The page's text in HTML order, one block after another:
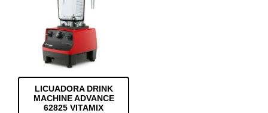
LICUADORA DRINK
MACHINE ADVANCE
62825 VITAMIX